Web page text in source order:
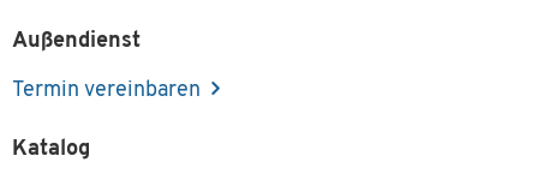
Außendienst
Termin vereinbaren
Katalog